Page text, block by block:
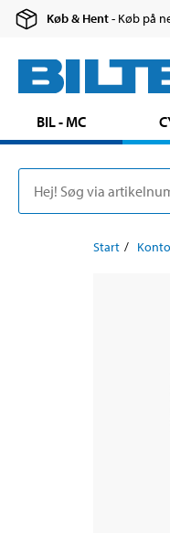
Køb & Hent- Køb på
BIL - MC
Start